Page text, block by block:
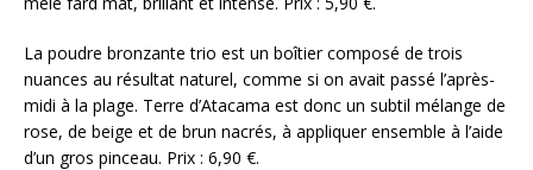
La poudre bronzante trio est un boîtier composé de trois
nuances au résultat naturel, comme si on avait passé l’après-
midi à la plage. Terre d’Atacama est donc un subtil mélange de
rose, de beige et de brun nacrés, à appliquer ensemble à l’aide
d’un gros pinceau. Prix : 6,90 €.